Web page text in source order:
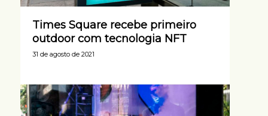
Times Square recebe primeiro
outdoor com tecnologia NFT
31 de agosto de 2021